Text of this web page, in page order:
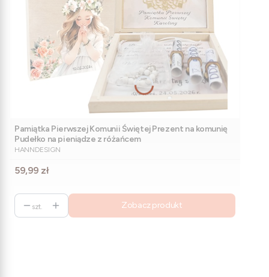
Pamiątka Pierwszej Komunii Świętej Prezent na komunię
Pudełko na pieniądze z różańcem
PRODUCENT
HANNDESIGN
Cena
59,99 zł
szt. Zobacz produkt